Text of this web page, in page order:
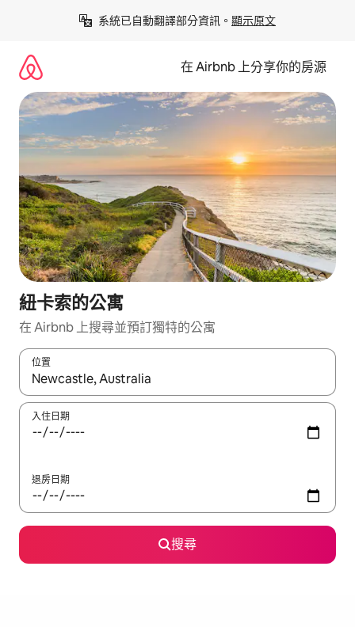
系統已自動翻譯部分資訊。 顯示原文
在 Airbnb 上分享你的房源
紐卡索的公寓
在 Airbnb 上搜尋並預訂獨特的公寓
位置
如有搜尋結果，瀏覽內容時請使用上下箭頭，或輕點、滑動裝置。
入住日期
退房日期
搜尋